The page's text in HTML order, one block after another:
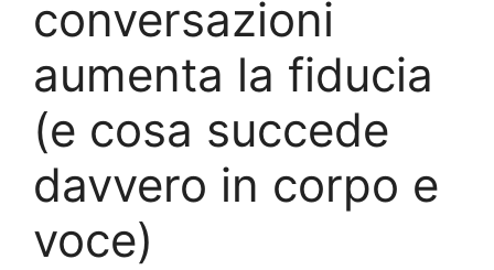
conversazioni
aumenta la fiducia
(e cosa succede
davvero in corpo e
voce)